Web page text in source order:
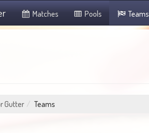
Matches Pools Teams
Gutter Teams